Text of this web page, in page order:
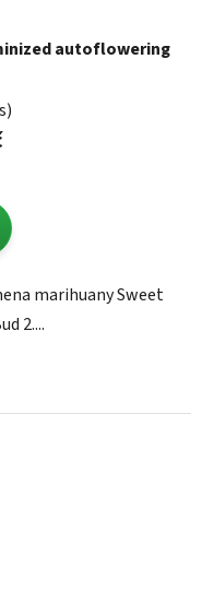
autoflowering
marihuany Sweet
2....